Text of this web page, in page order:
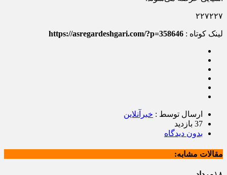
۲۲۷۲۲۷
لینک کوتاه : https://asregardeshgari.com/?p=358646
ارسال توسط : خبرآنلاین
37 بازدید
بدون دیدگاه
مقالات مشابه: